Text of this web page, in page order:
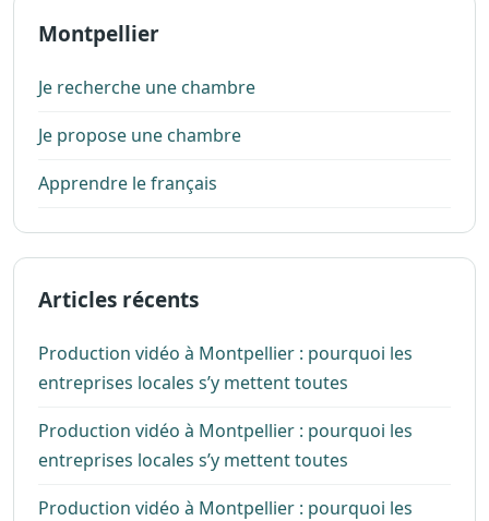
Montpellier
Je recherche une chambre
Je propose une chambre
Apprendre le français
Articles récents
Production vidéo à Montpellier : pourquoi les
entreprises locales s’y mettent toutes
Production vidéo à Montpellier : pourquoi les
entreprises locales s’y mettent toutes
Production vidéo à Montpellier : pourquoi les